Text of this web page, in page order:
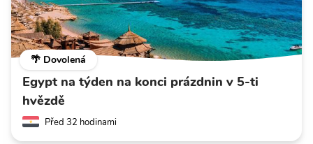
🌴 Dovolená
Egypt na týden na konci prázdnin v 5-ti
hvězdě
Před 32 hodinami